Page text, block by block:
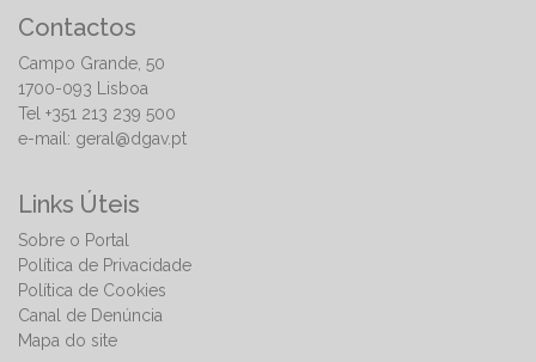
Contactos
Campo Grande, 50
1700-093 Lisboa
Tel +351 213 239 500
e-mail: geral@dgav.pt
Links Úteis
Sobre o Portal
Política de Privacidade
Política de Cookies
Canal de Denúncia
Mapa do site